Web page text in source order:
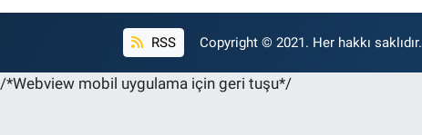
RSS Copyright © 2021. Her hakkı saklıdır.
/*Webview mobil uygulama için geri tuşu*/